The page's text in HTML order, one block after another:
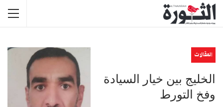
المقالات
الخليج بين خيار السيادة
وفخ التورط